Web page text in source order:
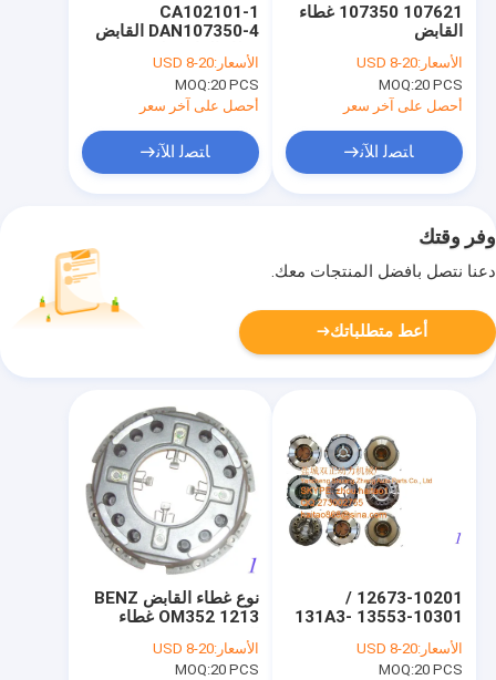
CA102101-1
DAN107350-4 القابض
غطاء القابض لوحة
الضغط 350 مم
الأسعار:USD 8-20
MOQ:20 PCS
أحصل على آخر سعر
ﺎﺘﺼﻟ ﺍﻶﻧ
107621 107350 غطاء
القابض
الأسعار:USD 8-20
MOQ:20 PCS
أحصل على آخر سعر
ﺎﺘﺼﻟ ﺍﻶﻧ
وفر وقتك
دعنا نتصل بأفضل المنتجات معك.
أعط متطلباتك
نوع غطاء القابض BENZ
OM352 1213 غطاء
القابض 1882252331
الأسعار:USD 8-20
MOQ:20 PCS
12673-10201 /
13553-10301 131A3-
1020 12673-10201
غطاء القابض المصراع
الأسعار:USD 8-20
MOQ:20 PCS